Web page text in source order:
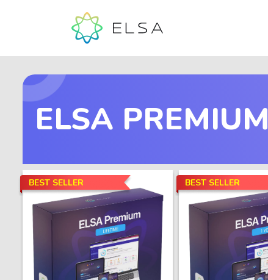
ELSA PREMIUM
BEST SELLER BEST SELLER